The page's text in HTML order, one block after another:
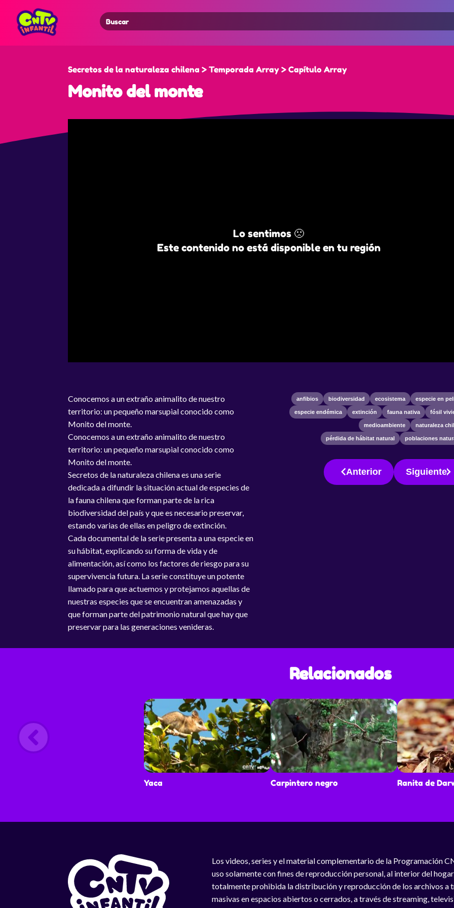
Search
for:
Secretos de la naturaleza chilena > Temporada Array > Capítulo Array
Monito del monte
Lo sentimos 🙁
Este contenido no está disponible en tu región
Conocemos a un extraño animalito de nuestro
territorio: un pequeño marsupial conocido como
Monito del monte.
Conocemos a un extraño animalito de nuestro
territorio: un pequeño marsupial conocido como
Monito del monte.
Secretos de la naturaleza chilena es una serie
dedicada a difundir la situación actual de especies de
la fauna chilena que forman parte de la rica
biodiversidad del país y que es necesario preservar,
estando varias de ellas en peligro de extinción.
Cada documental de la serie presenta a una especie en
su hábitat, explicando su forma de vida y de
alimentación, así como los factores de riesgo para su
supervivencia futura. La serie constituye un potente
llamado para que actuemos y protejamos aquellas de
nuestras especies que se encuentran amenazadas y
que forman parte del patrimonio natural que hay que
preservar para las generaciones venideras.
anfibios biodiversidad ecosistema especie en
especie endémica extinción fauna nativa fósil
medioambiente naturaleza
pérdida de hábitat natural poblaciones
Anterior Siguiente
Relacionados
Yaca Carpintero negro Ranita de
Los videos, series y el material complementario de la Programación
uso solamente con fines de reproducción personal, al interior del
totalmente prohibida la distribución y reproducción de los archivos a
masivas en espacios abiertos o cerrados, a través de streaming,